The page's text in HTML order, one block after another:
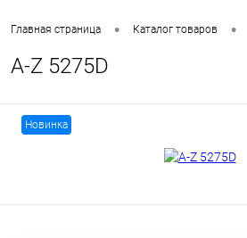
Главная страница • Каталог товаров •
A-Z 5275D
Новинка